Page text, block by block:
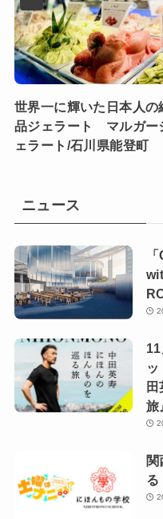
世界一に輝いた日本人の
品ジェラート マルガー
ェラート/石川県能登町
ニュース
旅
る